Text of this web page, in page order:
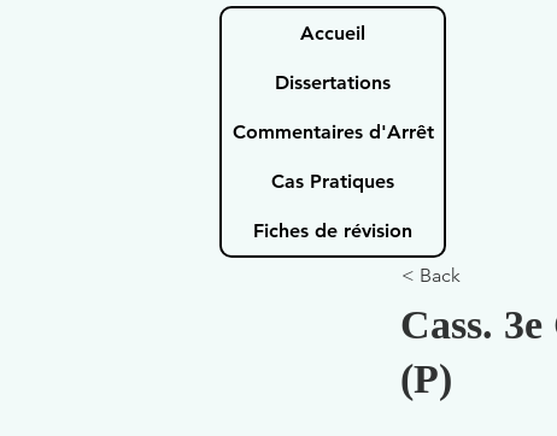
Accueil
Dissertations
Commentaires d'Arrêt
Cas Pratiques
Fiches de révision
< Back
Cass.
(P)